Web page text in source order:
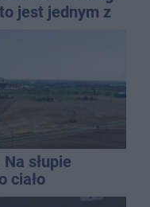
jest jednym z
słupie
ciało